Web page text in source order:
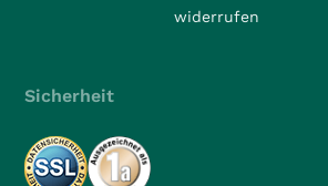
widerrufen
Sicherheit